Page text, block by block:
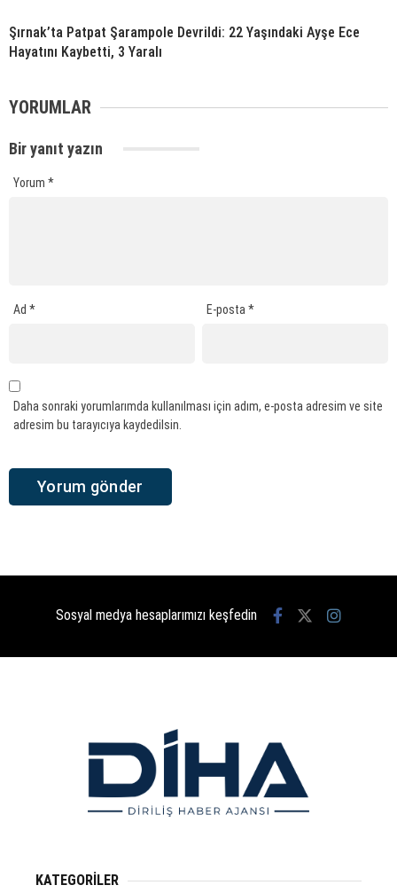
Şırnak’ta Patpat Şarampole Devrildi: 22 Yaşındaki Ayşe Ece
Hayatını Kaybetti, 3 Yaralı
YORUMLAR
Bir yanıt yazın
Yorum *
Ad * E-posta*
Daha sonraki yorumlarımda kullanılması için adım, e-posta adresim ve site
adresim bu tarayıcıya kaydedilsin.
Sosyal medya hesaplarımızı keşfedin
KATEGORİLER